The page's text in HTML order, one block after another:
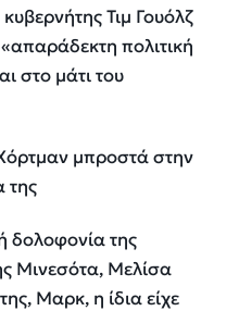
Τιμ Γουόλζ
πολιτική
στο μάτι του
μπροστά στην
της
δολοφονία της
Μινεσότα, Μελίσα
Μαρκ, η ίδια είχε